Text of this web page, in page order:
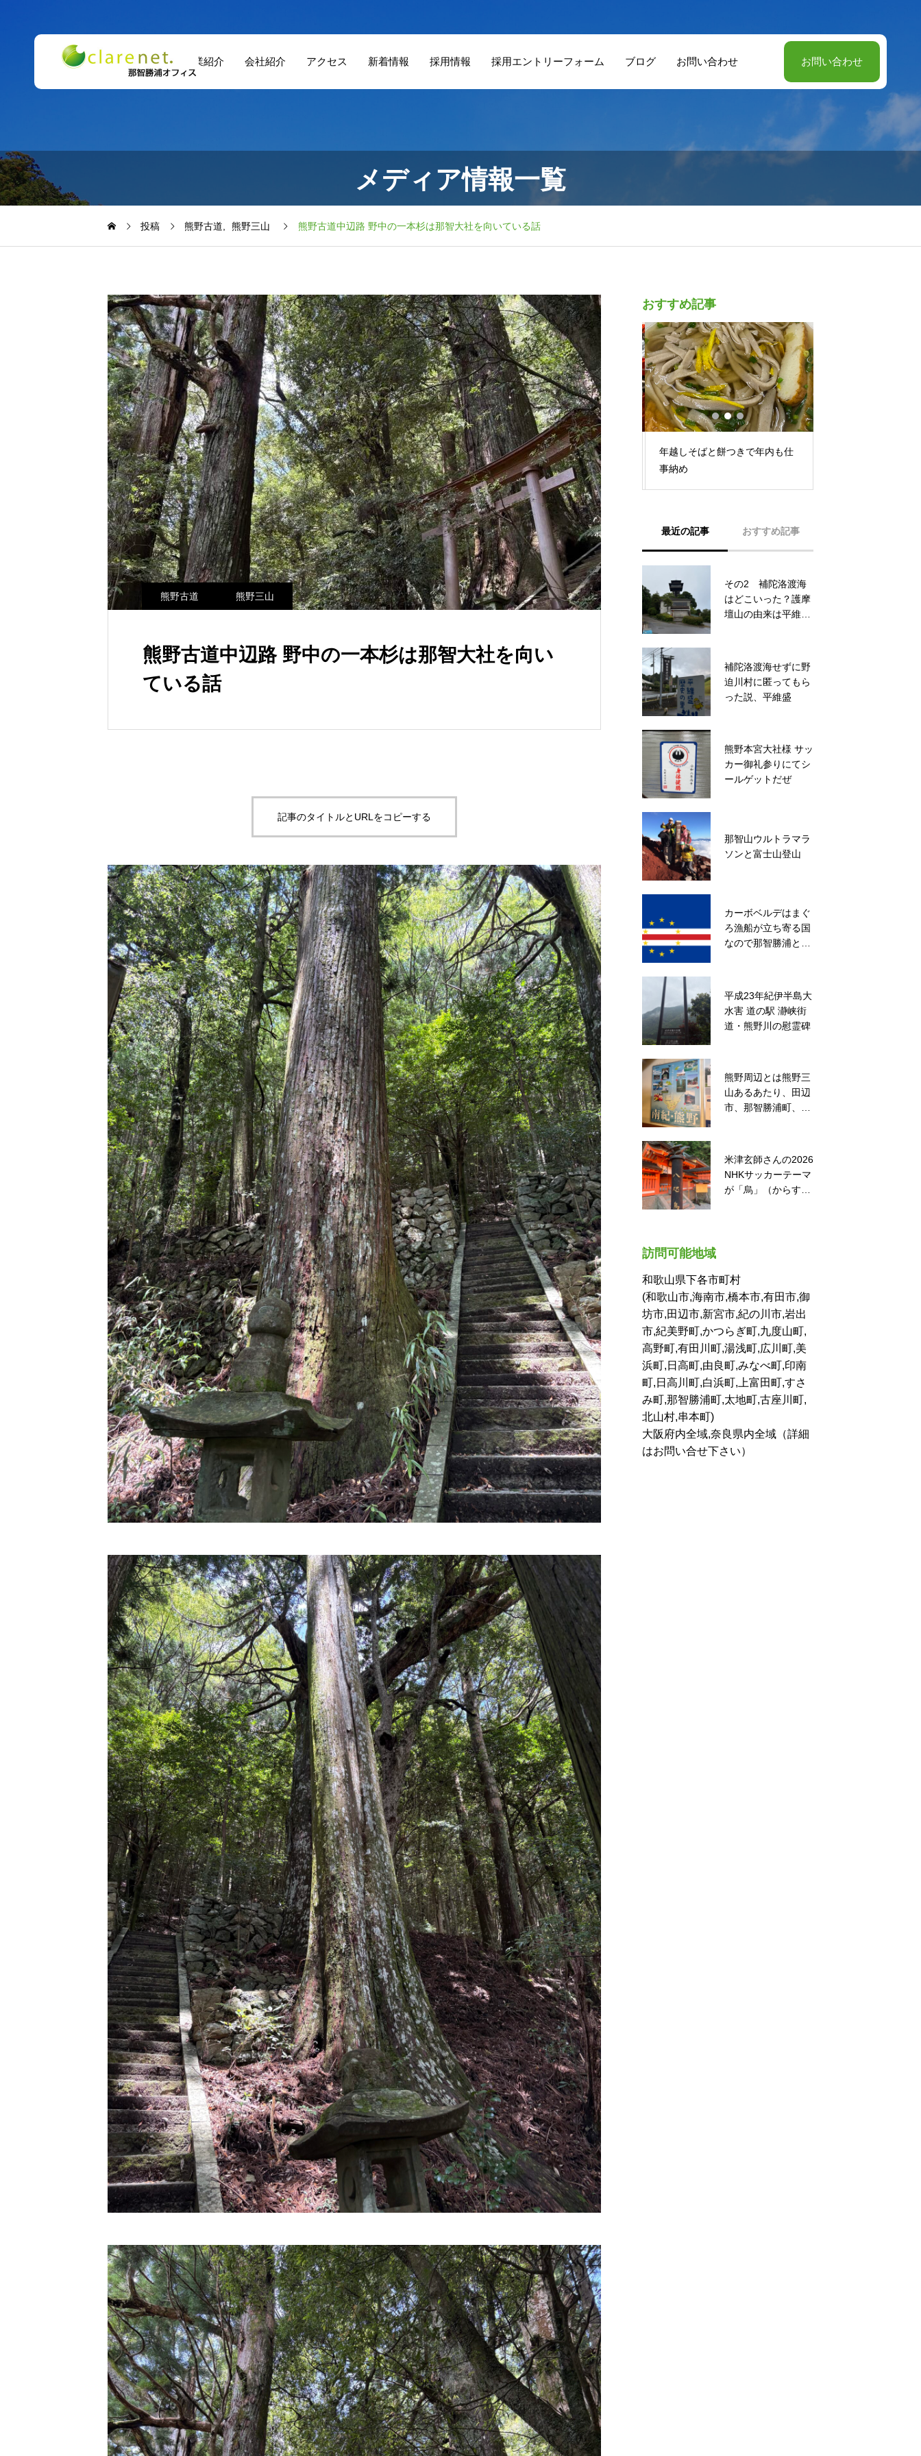
事業紹介 会社紹介 アクセス 新着情報 採用情報 採用エントリーフォーム ブログ お問い合わせ お問い合わせ
メディア情報一覧
投稿 熊野古道 熊野三山 熊野古道中辺路 野中の一本杉は那智大社を向いている話
熊野古道 熊野三山
熊野古道中辺路 野中の一本杉は那智大社を向い
ている話
記事のタイトルとURLをコピーする
おすすめ記事
熊野速玉大社に紹介がある、熊
野御幸の回数
年越しそばと餅つきで年内も仕
事納め
最近の記事 おすすめ記事
その2 補陀洛渡海
はどこいった？護摩
壇山の由来は平維盛
補陀洛渡海せずに野
迫川村に匿ってもら
った説、平維盛
熊野本宮大社様 サッ
カー御礼参りにてシ
ールゲットだぜ
那智山ウルトラマラ
ソンと富士山登山
カーボベルデはまぐ
ろ漁船が立ち寄る国
なので那智勝浦と姉
平成23年紀伊半島大
水害 道の駅 瀞峡街
道・熊野川の慰霊碑
熊野周辺とは熊野三
山あるあたり、田辺
市、那智勝浦町、新
米津玄師さんの2026
NHKサッカーテーマ
が「烏」（からす）
ご商売人や繁盛する
お店なんかで感じる
仕草
宇宙なんちゃらこて
つくんシールブッ
ク
熊野修験修行で大雲
取越、小雲取越を歩
こうと考えた
シートアート八咫烏
が熊野白浜空港に！
神武天皇を導いたヤ
タガラスは、役行者
のような人？
補陀落山寺ゴールの
奥熊野いだ天ウルト
ラマラソンは春開催
後白河法皇陵墓があ
る、三十三間堂前の
京都天台宗法住寺
採用に関しての年齢
制限・長期キャリア
形成話【就職関係
訪問可能地域
和歌山県下各市町村
(和歌山市,海南市,橋本市,有田市,御
坊市,田辺市,新宮市,紀の川市,岩出
市,紀美野町,かつらぎ町,九度山町,
高野町,有田川町,湯浅町,広川町,美
浜町,日高町,由良町,みなべ町,印南
町,日高川町,白浜町,上富田町,すさ
み町,那智勝浦町,太地町,古座川町,
北山村,串本町)
大阪府内全域,奈良県内全域（詳細
はお問い合せ下さい）